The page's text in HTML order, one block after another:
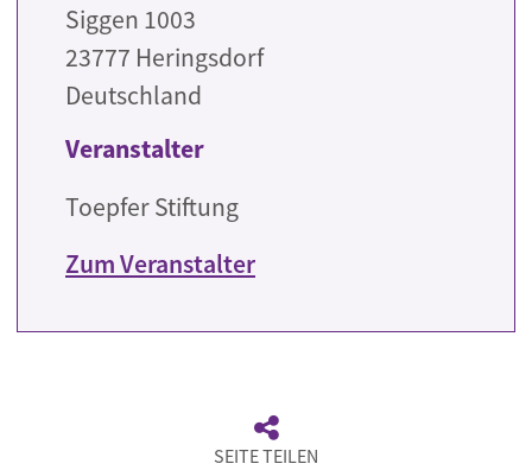
Siggen 1003
23777 Heringsdorf
Deutschland
Veranstalter
Toepfer Stiftung
Zum Veranstalter
SEITE TEILEN